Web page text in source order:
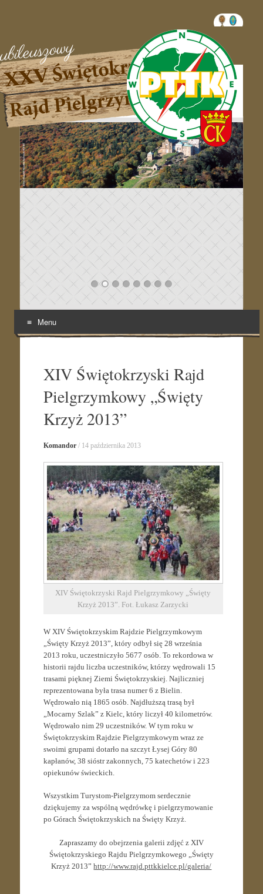
Menu
contentXIV Świętokrzyski Rajd
Pielgrzymkowy „Święty
Krzyż 2013”
Komandor/ 14 października 2013
XIV Świętokrzyski Rajd Pielgrzymkowy „Święty
Krzyż 2013”. Fot. Łukasz Zarzycki
W XIV Świętokrzyskim Rajdzie Pielgrzymkowym
„Święty Krzyż 2013”, który odbył się 28 września
2013 roku, uczestniczyło 5677 osób. To rekordowa w
historii rajdu liczba uczestników, którzy wędrowali 15
trasami pięknej Ziemi Świętokrzyskiej. Najliczniej
reprezentowana była trasa numer 6 z Bielin.
Wędrowało nią 1865 osób. Najdłuższą trasą był
„Mocarny Szlak” z Kielc, który liczył 40 kilometrów.
Wędrowało nim 29 uczestników. W tym roku w
Świętokrzyskim Rajdzie Pielgrzymkowym wraz ze
swoimi grupami dotarło na szczyt Łysej Góry 80
kapłanów, 38 sióstr zakonnych, 75 katechetów i 223
opiekunów świeckich.
Wszystkim Turystom-Pielgrzymom serdecznie
dziękujemy za wspólną wędrówkę i pielgrzymowanie
po Górach Świętokrzyskich na Święty Krzyż.
Zapraszamy do obejrzenia galerii zdjęć z XIV
Świętokrzyskiego Rajdu Pielgrzymkowego „Święty
Krzyż 2013”http://www.rajd.pttkkielce.pl/galeria/